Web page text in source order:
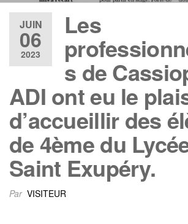
JUIN
06
2023
Les
s de
ADI ont eu le
d’accueillir des
de 4ème du
Saint Exupéry.
Par VISITEUR